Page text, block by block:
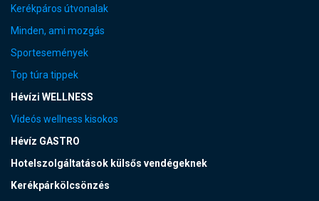
Kerékpáros útvonalak
Minden, ami mozgás
Sportesemények
Top túra tippek
Hévízi WELLNESS
Videós wellness kisokos
Hévíz GASTRO
Hotelszolgáltatások külsős vendégeknek
Kerékpárkölcsönzés